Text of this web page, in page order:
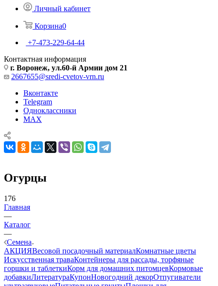
Личный кабинет
Корзина0
+7-473-229-64-44
Контактная информация
г. Воронеж, ул.60-й Армии дом 21
2667655@sredi-cvetov-vrn.ru
Вконтакте
Telegram
Одноклассники
MAX
Огурцы
176
Главная
—
Каталог
—
Семена
АКЦИЯВесовой посадочный материалКомнатные цветы
Искусственная траваКонтейнеры для рассады, торфяные
горшки и таблеткиКорм для домашних питомцевКормовые
добавкиЛитератураКупонНовогодний декорОтпугиватели